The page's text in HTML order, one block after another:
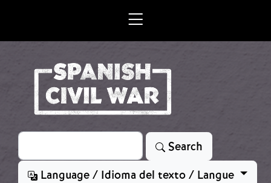
Search
Search
Language / Idioma del texto / Langue